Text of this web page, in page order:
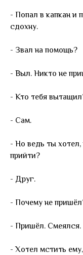
- Попал в капкан и
сдохну.
- Звал на помощь?
- Выл. Никто не
- Кто тебя
- Сам.
- Но ведь ты
прийти?
- Друг.
- Почему не
- Пришёл. Смеялся.
- Хотел мстить